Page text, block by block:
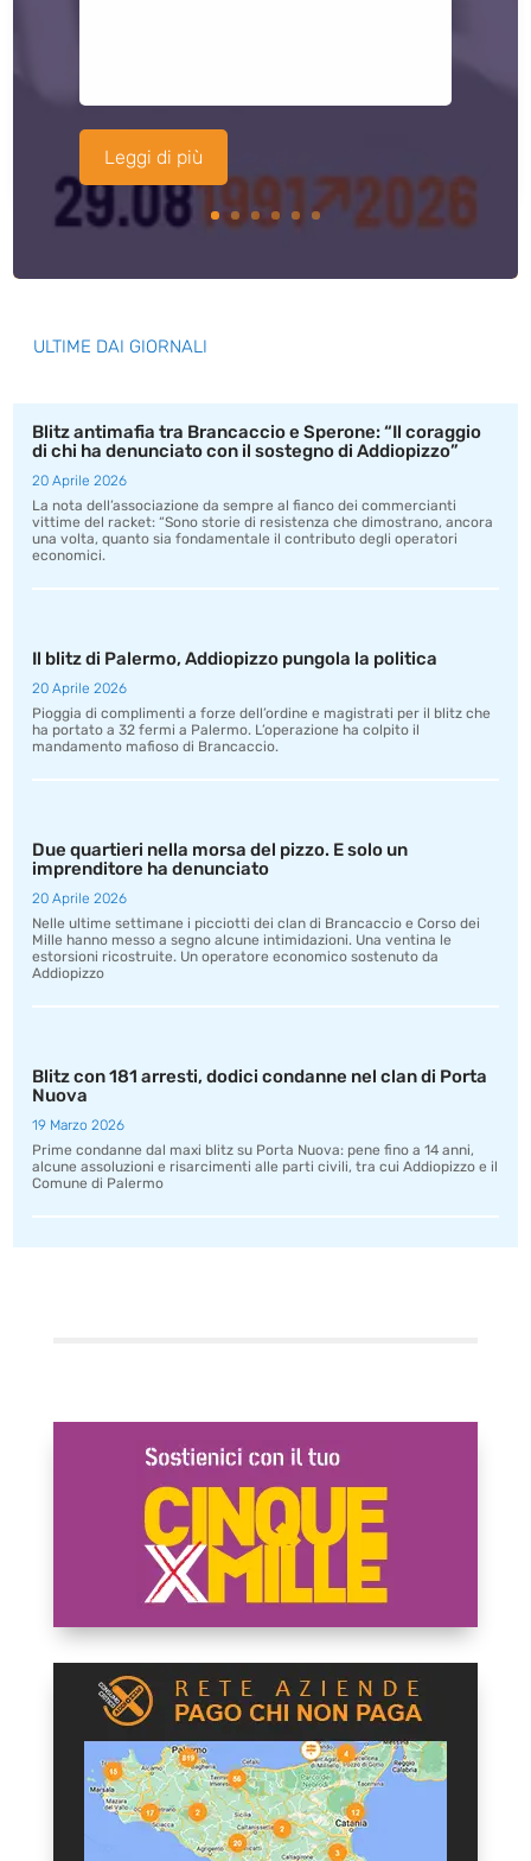
Leggi di più
ULTIME DAI GIORNALI
Blitz antimafia tra Brancaccio e Sperone: “Il coraggio
di chi ha denunciato con il sostegno di Addiopizzo”
20 Aprile 2026
La nota dell’associazione da sempre al fianco dei commercianti
vittime del racket: “Sono storie di resistenza che dimostrano, ancora
una volta, quanto sia fondamentale il contributo degli operatori
economici.
Il blitz di Palermo, Addiopizzo pungola la politica
20 Aprile 2026
Pioggia di complimenti a forze dell’ordine e magistrati per il blitz che
ha portato a 32 fermi a Palermo. L’operazione ha colpito il
mandamento mafioso di Brancaccio.
Due quartieri nella morsa del pizzo. E solo un
imprenditore ha denunciato
20 Aprile 2026
Nelle ultime settimane i picciotti dei clan di Brancaccio e Corso dei
Mille hanno messo a segno alcune intimidazioni. Una ventina le
estorsioni ricostruite. Un operatore economico sostenuto da
Addiopizzo
Blitz con 181 arresti, dodici condanne nel clan di Porta
Nuova
19 Marzo 2026
Prime condanne dal maxi blitz su Porta Nuova: pene fino a 14 anni,
alcune assoluzioni e risarcimenti alle parti civili, tra cui Addiopizzo e il
Comune di Palermo